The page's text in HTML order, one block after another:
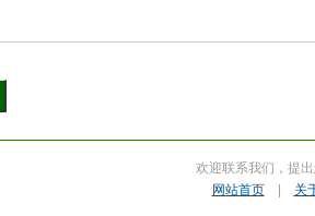
欢迎联系我们，提
网站首页| 关